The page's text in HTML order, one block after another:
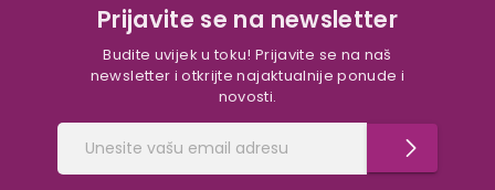
Prijavite se na newsletter
Budite uvijek u toku! Prijavite se na naš
newsletter i otkrijte najaktualnije ponude i
novosti.